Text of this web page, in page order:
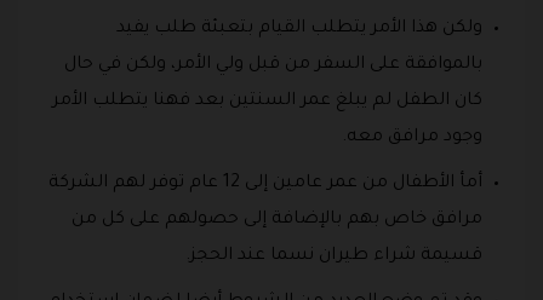
ولكن هذا الأمر يتطلب القيام بتعبئة طلب يفيد
بالموافقة على السفر من قبل ولي الأمر، ولكن في حال
كان الطفل لم يبلغ عمر السنتين بعد فهنا يتطلب الأمر
وجود مرافق معه.
أمأ الأطفال من عمر عامين إلى 12 عام توفر لهم الشركة
مرافق خاص بهم بالإضافة إلى حصولهم على كل من
قسيمة شراء طيران نسما عند الحجز.